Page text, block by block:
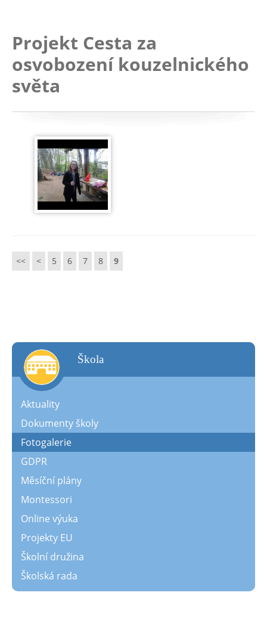
Projekt Cesta za
osvobození kouzelnického
světa
<< < 5 6 7 8 9
škola
Aktuality
Dokumenty školy
Fotogalerie
GDPR
Měsíční plány
Montessori
Online výuka
Projekty EU
Školní družina
Školská rada